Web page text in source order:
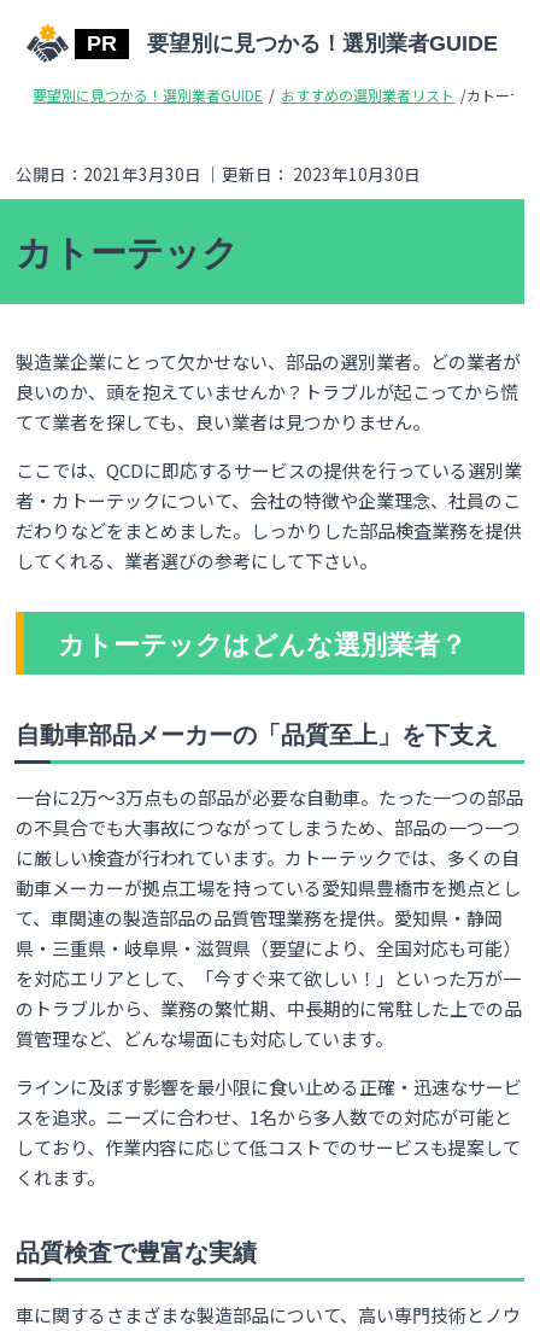
要望別に見つかる！選別業者GUIDE
要望別に見つかる！選別業者GUIDE / おすすめの選別業者リスト /カトーテ
公開日： 2021年3月30日 ｜更新日： 2023年10月30日
カトーテック
製造業企業にとって欠かせない、部品の選別業者。どの業者が
良いのか、頭を抱えていませんか？トラブルが起こってから慌
てて業者を探しても、良い業者は見つかりません。
ここでは、QCDに即応するサービスの提供を行っている選別業
者・カトーテックについて、会社の特徴や企業理念、社員のこ
だわりなどをまとめました。しっかりした部品検査業務を提供
してくれる、業者選びの参考にして下さい。
カトーテックはどんな選別業者？
自動車部品メーカーの「品質至上」を下支え
一台に2万〜3万点もの部品が必要な自動車。たった一つの部品
の不具合でも大事故につながってしまうため、部品の一つ一つ
に厳しい検査が行われています。カトーテックでは、多くの自
動車メーカーが拠点工場を持っている愛知県豊橋市を拠点とし
て、車関連の製造部品の品質管理業務を提供。愛知県・静岡
県・三重県・岐阜県・滋賀県（要望により、全国対応も可能）
を対応エリアとして、「今すぐ来て欲しい！」といった万が一
のトラブルから、業務の繁忙期、中長期的に常駐した上での品
質管理など、どんな場面にも対応しています。
ラインに及ぼす影響を最小限に食い止める正確・迅速なサービ
スを追求。ニーズに合わせ、1名から多人数での対応が可能と
しており、作業内容に応じて低コストでのサービスも提案して
くれます。
品質検査で豊富な実績
車に関するさまざまな製造部品について、高い専門技術とノウ